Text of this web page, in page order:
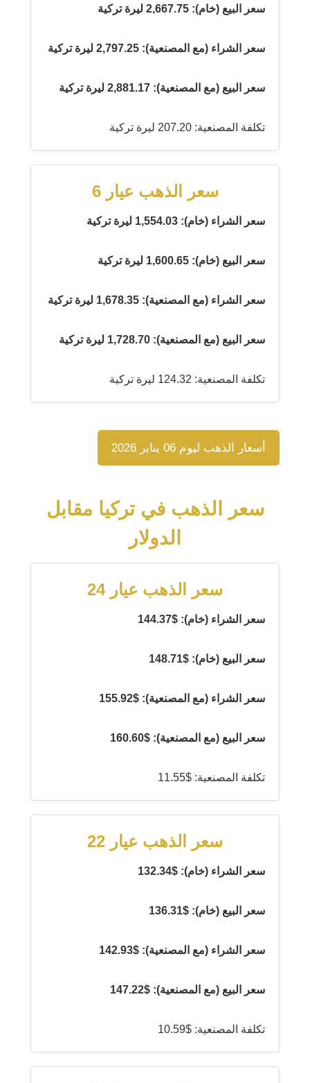
سعر البيع (خام): 2,667.75 ليرة تركية
سعر الشراء (مع المصنعية): 2,797.25 ليرة تركية
سعر البيع (مع المصنعية): 2,881.17 ليرة تركية
تكلفة المصنعية: 207.20 ليرة تركية
سعر الذهب عيار 6
سعر الشراء (خام): 1,554.03 ليرة تركية
سعر البيع (خام): 1,600.65 ليرة تركية
سعر الشراء (مع المصنعية): 1,678.35 ليرة تركية
سعر البيع (مع المصنعية): 1,728.70 ليرة تركية
تكلفة المصنعية: 124.32 ليرة تركية
أسعار الذهب ليوم 06 يناير 2026
سعر الذهب في تركيا مقابل
الدولار
سعر الذهب عيار 24
سعر الشراء (خام): $144.37
سعر البيع (خام): $148.71
سعر الشراء (مع المصنعية): $155.92
سعر البيع (مع المصنعية): $160.60
تكلفة المصنعية: $11.55
سعر الذهب عيار 22
سعر الشراء (خام): $132.34
سعر البيع (خام): $136.31
سعر الشراء (مع المصنعية): $142.93
سعر البيع (مع المصنعية): $147.22
تكلفة المصنعية: $10.59